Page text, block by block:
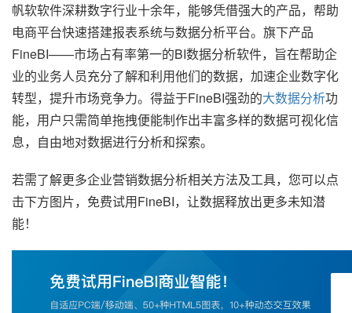
帆软软件深耕数字行业十余年，能够凭借强大的产品，帮助
电商平台快速搭建报表系统与数据分析平台。旗下产品
FineBI——市场占有率第一的BI数据分析软件，旨在帮助企
业的业务人员充分了解和利用他们的数据，加速企业数字化
转型，提升市场竞争力。得益于FineBI强劲的大数据分析功
能，用户只需简单拖拽便能制作出丰富多样的数据可视化信
息，自由地对数据进行分析和探索。
若需了解更多企业营销数据分析相关方法及工具，您可以点
击下方图片，免费试用FineBI，让数据释放出更多未知潜
能！